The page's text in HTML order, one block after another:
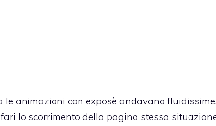
le animazioni con exposè andavano
lo scorrimento della pagina stessa